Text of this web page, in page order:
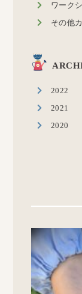
ワーク
その他
2022
2021
2020